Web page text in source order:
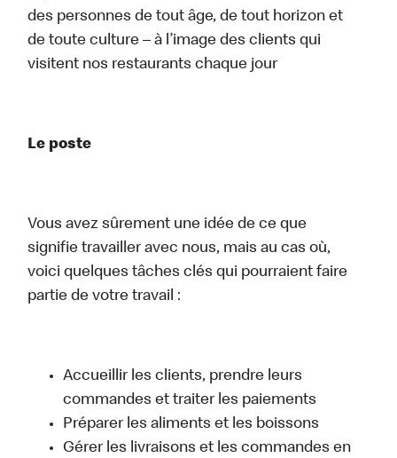
des personnes de tout âge, de tout horizon et
de toute culture – à l’image des clients qui
visitent nos restaurants chaque jour
Le poste
Vous avez sûrement une idée de ce que
signifie travailler avec nous, mais au cas où,
voici quelques tâches clés qui pourraient faire
partie de votre travail :
Accueillir les clients, prendre leurs
commandes et traiter les paiements
Préparer les aliments et les boissons
Gérer les livraisons et les commandes en